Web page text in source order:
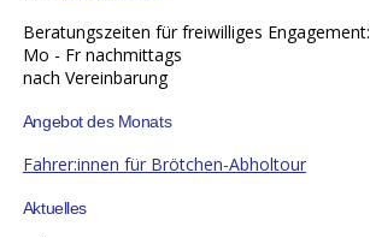
Beratungszeiten für freiwilliges Engagement:
Mo - Fr nachmittags
nach Vereinbarung
Angebot des Monats
Fahrer:innen für Brötchen-Abholtour
Aktuelles